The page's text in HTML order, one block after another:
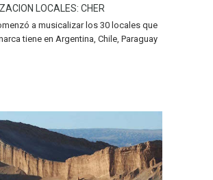
LOCALES: CHER
a musicalizar los 30 locales que
tiene en Argentina, Chile, Paraguay